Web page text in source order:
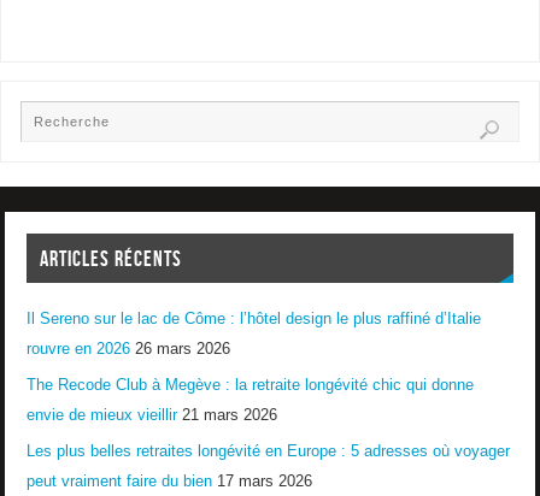
ARTICLES RÉCENTS
Il Sereno sur le lac de Côme : l’hôtel design le plus raffiné d’Italie
rouvre en 2026 26 mars 2026
The Recode Club à Megève : la retraite longévité chic qui donne
envie de mieux vieillir 21 mars 2026
Les plus belles retraites longévité en Europe : 5 adresses où voyager
peut vraiment faire du bien 17 mars 2026